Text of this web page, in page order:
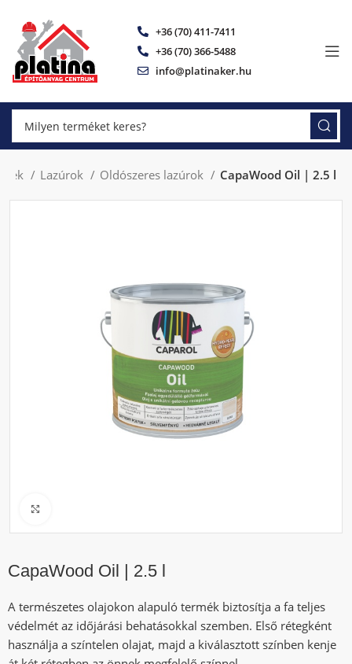
+36 (70) 411-7411
+36 (70) 366-5488
info@platinaker.hu
Lazúrok Oldószeres lazúrok CapaWood Oil | 2.5 l
CapaWood Oil | 2.5 l
A természetes olajokon alapuló termék biztosítja a fa teljes
védelmét az időjárási behatásokkal szemben. Első rétegként
használja a színtelen olajat, majd a kiválasztott színben kenje